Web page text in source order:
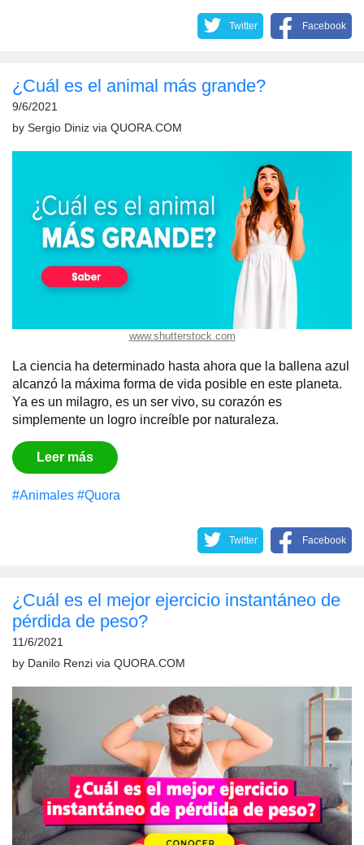
Twitter Facebook
¿Cuál es el animal más grande?
9/6/2021
by Sergio Diniz via QUORA.COM
www.shutterstock.com
La ciencia ha determinado hasta ahora que la ballena azul
alcanzó la máxima forma de vida posible en este planeta.
Ya es un milagro, es un ser vivo, su corazón es
simplemente un logro increíble por naturaleza.
Leer más
#Animales #Quora
Twitter Facebook
¿Cuál es el mejor ejercicio instantáneo de
pérdida de peso?
11/6/2021
by Danilo Renzi via QUORA.COM